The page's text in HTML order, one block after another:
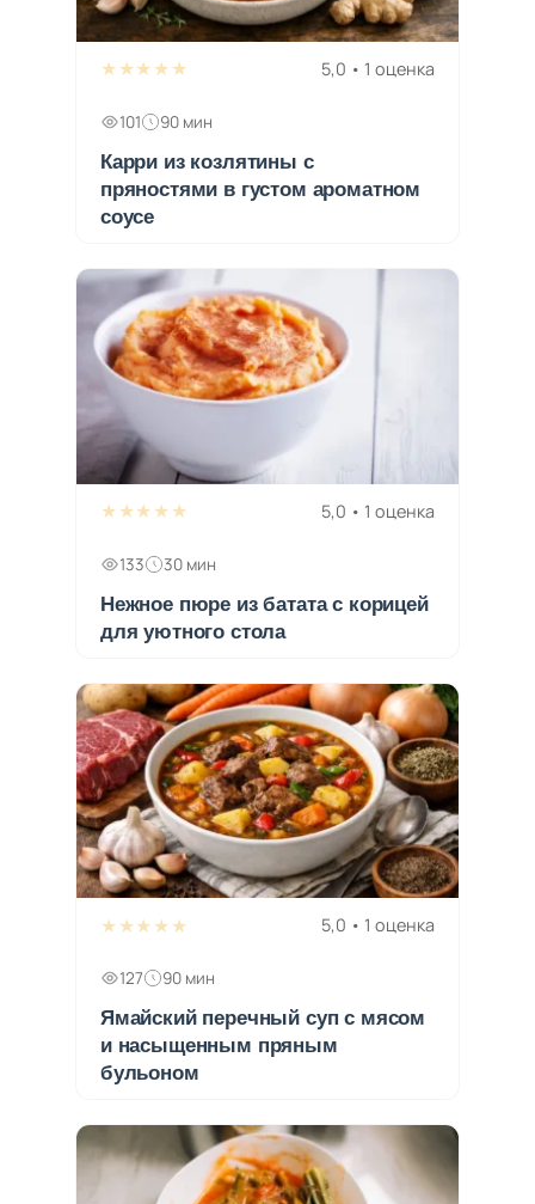
★★★★★ 5,0 • 1 оценка
101 90 мин
Карри из козлятины с
пряностями в густом ароматном
соусе
★★★★★ 5,0 • 1 оценка
133 30 мин
Нежное пюре из батата с корицей
для уютного стола
★★★★★ 5,0 • 1 оценка
127 90 мин
Ямайский перечный суп с мясом
и насыщенным пряным
бульоном